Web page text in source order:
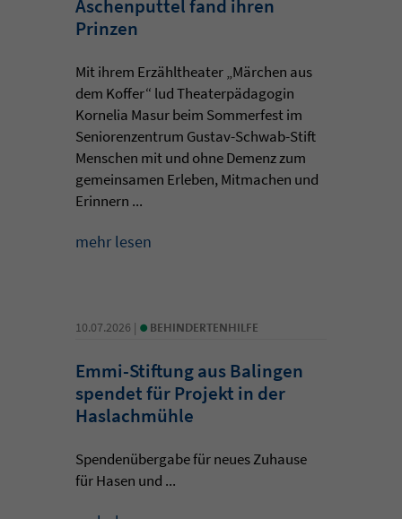
Aschenputtel fand ihren
Prinzen
Mit ihrem Erzähltheater „Märchen aus
dem Koffer“ lud Theaterpädagogin
Kornelia Masur beim Sommerfest im
Seniorenzentrum Gustav-Schwab-Stift
Menschen mit und ohne Demenz zum
gemeinsamen Erleben, Mitmachen und
Erinnern ...
mehr lesen
10.07.2026 | • BEHINDERTENHILFE
Emmi-Stiftung aus Balingen
spendet für Projekt in der
Haslachmühle
Spendenübergabe für neues Zuhause
für Hasen und ...